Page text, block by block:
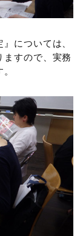
については、
ますので、実務